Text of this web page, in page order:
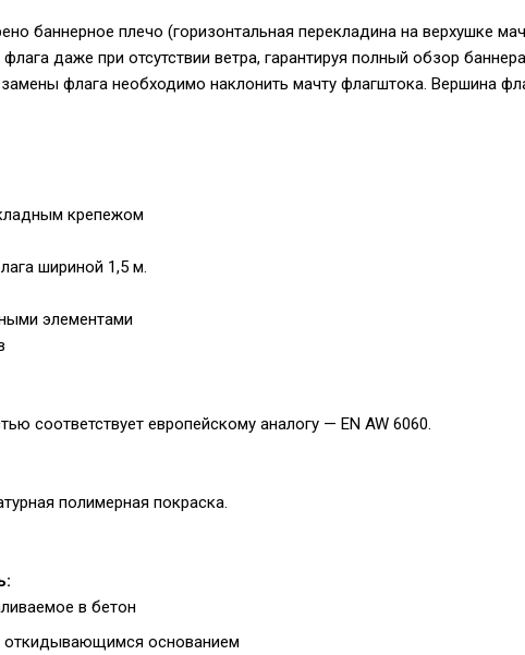
баннерное плечо (горизонтальная перекладина на верхушке
даже при отсутствии ветра, гарантируя полный обзор баннера
флага необходимо наклонить мачту флагштока. Вершина
крепежом
шириной 1,5 м.
элементами
соответствует европейскому аналогу — EN AW 6060.
полимерная покраска.
в бетон
откидывающимся основанием